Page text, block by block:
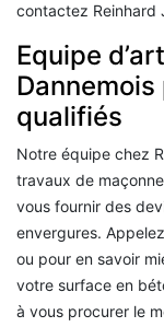
contactez Reinhard
Equipe
qualifiés
Notre équipe chez
travaux de
vous fournir des
envergures.
ou pour en savoir
votre surface en
à vous procurer le